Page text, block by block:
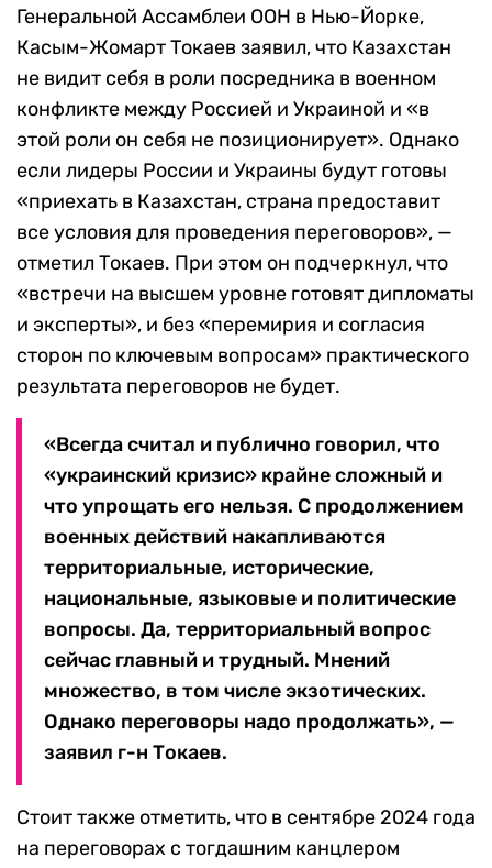
Генеральной Ассамблеи ООН в Нью-Йорке,
Касым-Жомарт Токаев заявил, что Казахстан
не видит себя в роли посредника в военном
конфликте между Россией и Украиной и «в
этой роли он себя не позиционирует». Однако
если лидеры России и Украины будут готовы
«приехать в Казахстан, страна предоставит
все условия для проведения переговоров», —
отметил Токаев. При этом он подчеркнул, что
«встречи на высшем уровне готовят дипломаты
и эксперты», и без «перемирия и согласия
сторон по ключевым вопросам» практического
результата переговоров не будет.
«Всегда считал и публично говорил, что
«украинский кризис» крайне сложный и
что упрощать его нельзя. С продолжением
военных действий накапливаются
территориальные, исторические,
национальные, языковые и политические
вопросы. Да, территориальный вопрос
сейчас главный и трудный. Мнений
множество, в том числе экзотических.
Однако переговоры надо продолжать», —
заявил г-н Токаев.
Стоит также отметить, что в сентябре 2024 года
на переговорах с тогдашним канцлером